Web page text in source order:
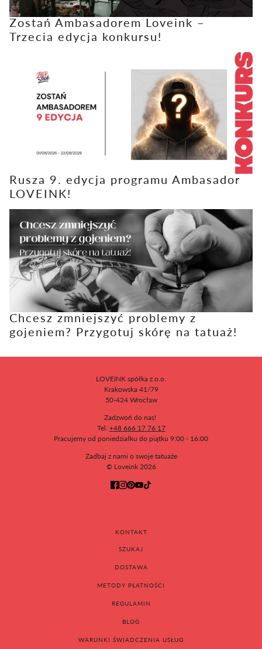
Zostań Ambasadorem Loveink –
Trzecia edycja konkursu!
Rusza 9. edycja programu Ambasador
LOVEINK!
Chcesz zmniejszyć problemy z
gojeniem? Przygotuj skórę na tatuaż!
LOVEINK spółka z.o.o.
Krakowska 41/79
50-424 Wrocław
Zadzwoń do nas!
Tel. +48 666 17 76 17
Pracujemy od poniedziałku do piątku 9:00 - 16:00
Zadbaj z nami o swoje tatuaże
© Loveink 2026
KONTAKT
SZUKAJ
DOSTAWA
METODY PŁATNOŚCI
REGULAMIN
BLOG
WARUNKI ŚWIADCZENIA USŁUG